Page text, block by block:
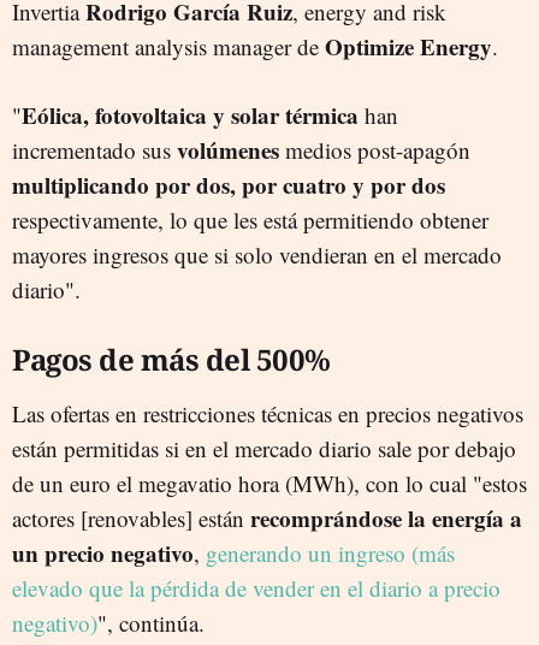
InvertiaRodrigo García Ruiz, energy and risk
management analysis manager de Optimize Energy.
"Eólica, fotovoltaica y solar térmica han
incrementado sus volúmenes medios post-apagón
multiplicando por dos, por cuatro y por dos
respectivamente, lo que les está permitiendo obtener
mayores ingresos que si solo vendieran en el mercado
diario".
Pagos de más del 500%
Las ofertas en restricciones técnicas en precios negativos
están permitidas si en el mercado diario sale por debajo
de un euro el megavatio hora (MWh), con lo cual "estos
actores [renovables] están recomprándose la energía a
un precio negativo, generando un ingreso (más
elevado que la pérdida de vender en el diario a precio
negativo)", continúa.